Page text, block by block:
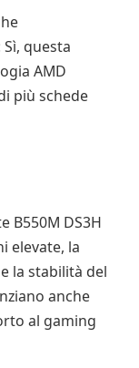
questa
AMD
più schede
B550M DS3H
elevate, la
la stabilità del
anche
al gaming